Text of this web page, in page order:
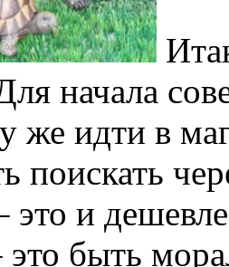
начала
же идти в
поискать
это и
это быть